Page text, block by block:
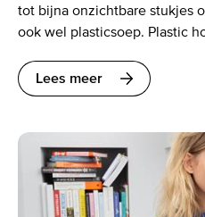
tot bijna onzichtbare stukjes
ook wel plasticsoep. Plastic
Lees meer